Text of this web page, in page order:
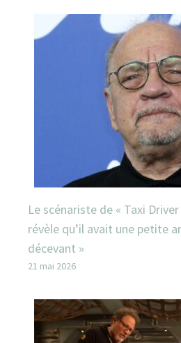
Le scénariste de « Taxi
révèle qu’il avait une petite
décevant »
21 mai 2026